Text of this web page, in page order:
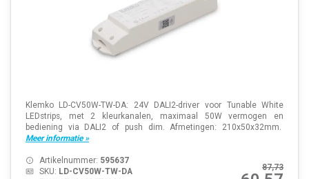
Klemko LD-CV50W-TW-DA: 24V DALI2-driver voor Tunable White
LEDstrips, met 2 kleurkanalen, maximaal 50W vermogen en
bediening via DALI2 of push dim. Afmetingen: 210x50x32mm.
Meer informatie »
87,73
Artikelnummer: 595637
SKU: LD-CV50W-TW-DA